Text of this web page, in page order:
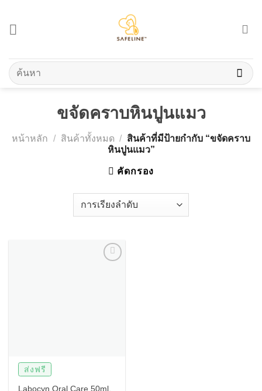
content
ค้นหา:
ขจัดคราบหินปูนแมว
หน้าหลัก / สินค้าทั้งหมด / สินค้าที่มีป้ายกำกับ “ขจัดคราบ
หินปูนแมว”
คัดกรอง
ส่งฟรี
Labocyn Oral Care 50ml.